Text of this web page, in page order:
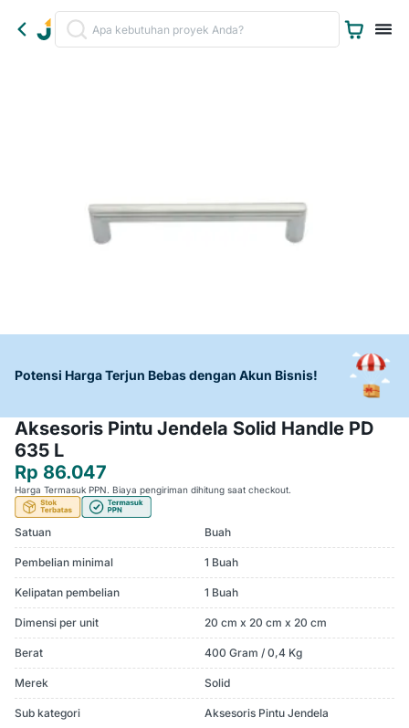
Potensi Harga Terjun Bebas dengan Akun Bisnis!
Aksesoris Pintu Jendela Solid Handle PD
635 L
Rp 86.047
Harga Termasuk PPN. Biaya pengiriman dihitung saat checkout.
Satuan Buah
Pembelian minimal 1 Buah
Kelipatan pembelian 1 Buah
Dimensi per unit 20 cm x 20 cm x 20 cm
Berat 400 Gram / 0,4 Kg
Merek Solid
Sub kategori Aksesoris Pintu Jendela